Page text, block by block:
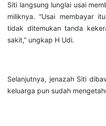
Siti langsung lunglai usai
miliknya. “Usai membayar
tidak ditemukan tanda
sakit,” ungkap H Udi.
Selanjutnya, jenazah Siti
keluarga pun sudah